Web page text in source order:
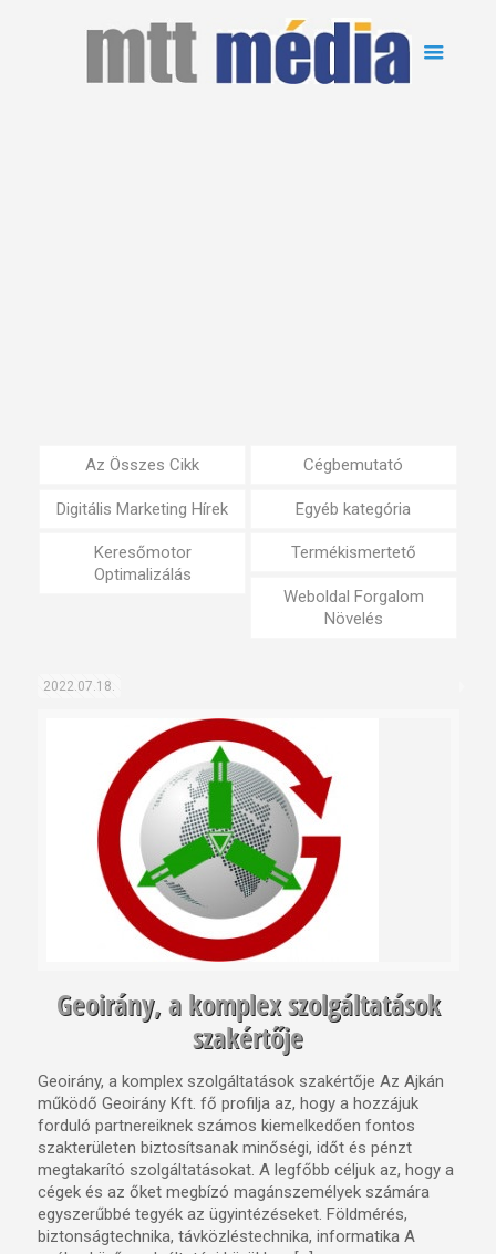
Az Összes Cikk Cégbemutató
Digitális Marketing Hírek Egyéb kategória
Keresőmotor
Optimalizálás
Termékismertető
Weboldal Forgalom
Növelés
2022.07.18.
Geoirány, a komplex szolgáltatások
szakértője
Geoirány, a komplex szolgáltatások szakértője Az Ajkán
működő Geoirány Kft. fő profilja az, hogy a hozzájuk
forduló partnereiknek számos kiemelkedően fontos
szakterületen biztosítsanak minőségi, időt és pénzt
megtakarító szolgáltatásokat. A legfőbb céljuk az, hogy a
cégek és az őket megbízó magánszemélyek számára
egyszerűbbé tegyék az ügyintézéseket. Földmérés,
biztonságtechnika, távközléstechnika, informatika A